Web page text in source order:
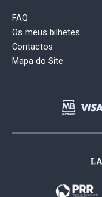
FAQ
Os meus bilhetes
Contactos
Mapa do Site